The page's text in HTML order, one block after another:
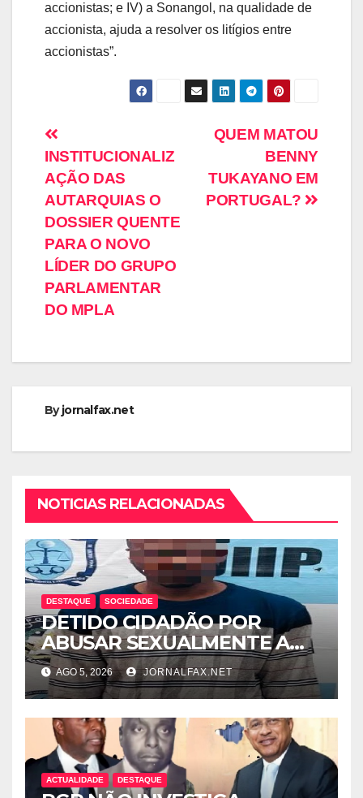
accionistas; e IV) a Sonangol, na qualidade de
accionista, ajuda a resolver os litígios entre
accionistas”.
QUEM MATOU
BENNY
TUKAYANO EM
PORTUGAL?
INSTITUCIONALIZ
AÇÃO DAS
AUTARQUIAS O
DOSSIER QUENTE
PARA O NOVO
LÍDER DO GRUPO
PARLAMENTAR
DO MPLA
Byjornalfax.net
NOTICIAS RELACIONADAS
DESTAQUE SOCIEDADE
DETIDO CIDADÃO POR
ABUSAR SEXUALMENTE A
CUNHADA MENOR DE IDADE
AGO 5, 2026 JORNALFAX.NET
ACTUALIDADE DESTAQUE